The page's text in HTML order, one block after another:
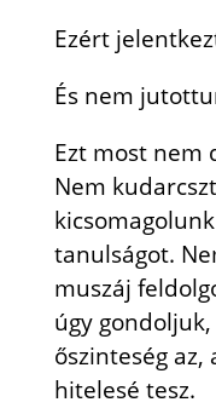
Ezért
És nem
Ezt most nem
Nem
tanulságot.
muszáj
úgy
őszinteség az,
hitelesé tesz.